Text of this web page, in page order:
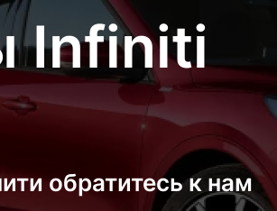
Infiniti
обратитесь к нам